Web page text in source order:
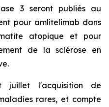
3 seront publiés au
pour amlitelimab dans
atopique et pour
de la sclérose en
juillet l'acquisition de
rares, et compte